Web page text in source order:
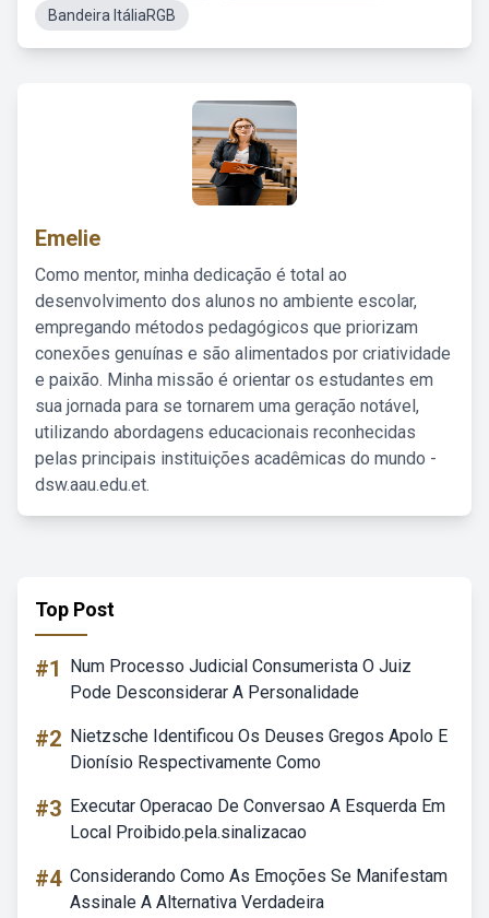
Bandeira ItáliaRGB
Emelie
Como mentor, minha dedicação é total ao
desenvolvimento dos alunos no ambiente escolar,
empregando métodos pedagógicos que priorizam
conexões genuínas e são alimentados por criatividade
e paixão. Minha missão é orientar os estudantes em
sua jornada para se tornarem uma geração notável,
utilizando abordagens educacionais reconhecidas
pelas principais instituições acadêmicas do mundo -
dsw.aau.edu.et.
Top Post
#1
Num Processo Judicial Consumerista O Juiz
Pode Desconsiderar A Personalidade
#2 Nietzsche Identificou Os Deuses Gregos Apolo E
Dionísio Respectivamente Como
#3 Executar Operacao De Conversao A Esquerda Em
Local Proibido.pela.sinalizacao
#4 Considerando Como As Emoções Se Manifestam
Assinale A Alternativa Verdadeira